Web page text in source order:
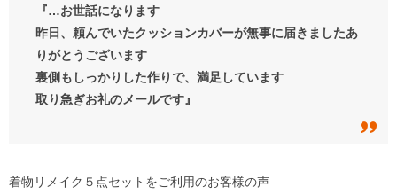
『…お世話になります
昨日、頼んでいたクッションカバーが無事に届きましたあ
りがとうございます
裏側もしっかりした作りで、満足しています
取り急ぎお礼のメールです』
着物リメイク５点セットをご利用のお客様の声